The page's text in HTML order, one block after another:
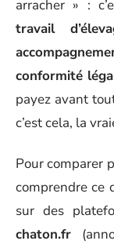
arracher » :
travail
conformité
payez avant
c’est cela, la
Pour comparer
comprendre ce
sur des
chaton.fr